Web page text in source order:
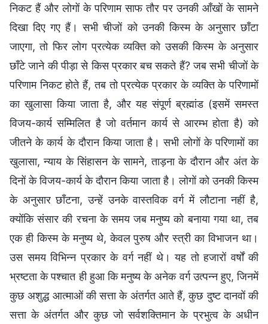
निकट हैं और लोगों के परिणाम साफ तौर पर उनकी आँखों के सामने
दिखा दिए गए हैं। सभी चीजों को उनकी किस्म के अनुसार छाँटा
जाएगा, तो फिर लोग प्रत्येक व्यक्ति को उसकी किस्म के अनुसार
छाँटे जाने की पीड़ा से किस प्रकार बच सकते हैं? जब सभी चीजों के
परिणाम निकट होते हैं, तब तो प्रत्येक प्रकार के व्यक्ति के परिणामों
का खुलासा किया जाता है, और यह संपूर्ण ब्रह्मांड (इसमें समस्त
विजय-कार्य सम्मिलित है जो वर्तमान कार्य से आरम्भ होता है) को
जीतने के कार्य के दौरान किया जाता है। सभी लोगों के परिणामों का
खुलासा, न्याय के सिंहासन के सामने, ताड़ना के दौरान और अंत के
दिनों के विजय-कार्य के दौरान किया जाता है। लोगों को उनकी किस्म
के अनुसार छाँटना, उन्हें उनके वास्तविक वर्ग में लौटाना नहीं है,
क्योंकि संसार की रचना के समय जब मनुष्य को बनाया गया था, तब
एक ही किस्म के मनुष्य थे, केवल पुरुष और स्त्री का विभाजन था।
उस समय विभिन्न प्रकार के वर्ग नहीं थे। यह तो हजारों वर्षों की
भ्रष्टता के पश्चात ही हुआ कि मनुष्य के अनेक वर्ग उत्पन्न हुए, जिनमें
कुछ अशुद्ध आत्माओं की सत्ता के अंतर्गत आते हैं, कुछ दुष्ट दानवों की
सत्ता के अंतर्गत और कुछ जो सर्वशक्तिमान के प्रभुत्व के अधीन